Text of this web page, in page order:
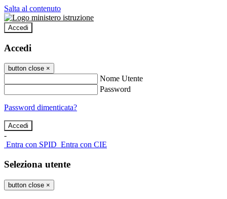
Salta al contenuto
Accedi
Accedi
button close ×
Nome Utente
Password
Password dimenticata?
-
Entra con SPID Entra con CIE
Seleziona utente
button close ×